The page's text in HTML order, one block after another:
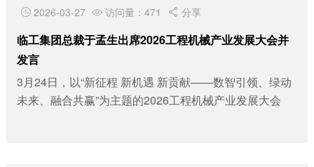
 2026-03-27  访问量：471  分享
临工集团总裁于孟生出席2026工程机械产业发展大会并
发言
3月24日，以“新征程 新机遇 新贡献——数智引领、绿动
未来、融合共赢”为主题的2026工程机械产业发展大会